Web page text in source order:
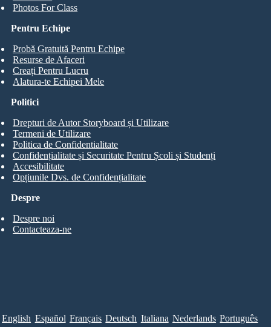
Photos For Class
Pentru Echipe
Probă Gratuită Pentru Echipe
Resurse de Afaceri
Creați Pentru Lucru
Alatura-te Echipei Mele
Despre
Despre noi
Contacteaza-ne
Politici
Drepturi de Autor Storyboard și Utilizare
Termeni de Utilizare
Politica de Confidentialitate
Confidențialitate și Securitate Pentru Școli și Studenți
Accesibilitate
Opțiunile Dvs. de Confidențialitate
English Español Français Deutsch Italiana Nederlands Português